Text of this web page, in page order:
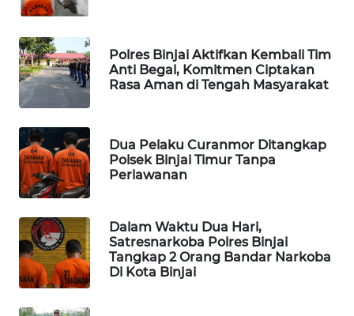
Polres Binjai Aktifkan Kembali Tim
Anti Begal, Komitmen Ciptakan
Rasa Aman di Tengah Masyarakat
Dua Pelaku Curanmor Ditangkap
Polsek Binjai Timur Tanpa
Perlawanan
Dalam Waktu Dua Hari,
Satresnarkoba Polres Binjai
Tangkap 2 Orang Bandar Narkoba
Di Kota Binjai
FORWAMKI
ALPERKLINAS
FORJASIDA
TAMBANG
NEWS
SITUNGIR
NEWS
SIDIKALANG
NEWS